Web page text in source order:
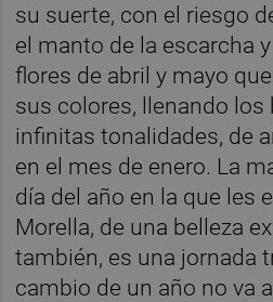
su suerte, con el riesgo
el manto de la escarcha
flores de abril y mayo
sus colores, llenando los
infinitas tonalidades, de
en el mes de enero. La
día del año en la que les
Morella, de una belleza
también, es una jornada
cambio de un año no va